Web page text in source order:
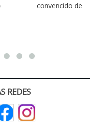
sido una de las mejores
tomado.
REDES